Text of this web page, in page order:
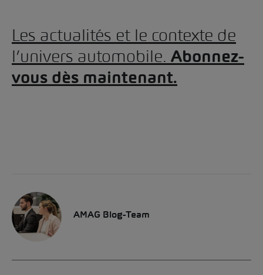
Les actualités et le contexte de
l’univers automobile. Abonnez-
vous dès maintenant.
AMAG Blog-Team